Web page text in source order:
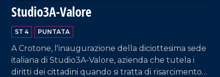
Studio3A-Valore
ST 4 PUNTATA
A Crotone, l'inaugurazione della diciottesima sede
italiana di Studio3A-Valore, azienda che tutela i
diritti dei cittadini quando si tratta di risarcimento
VAI AL TITOLO